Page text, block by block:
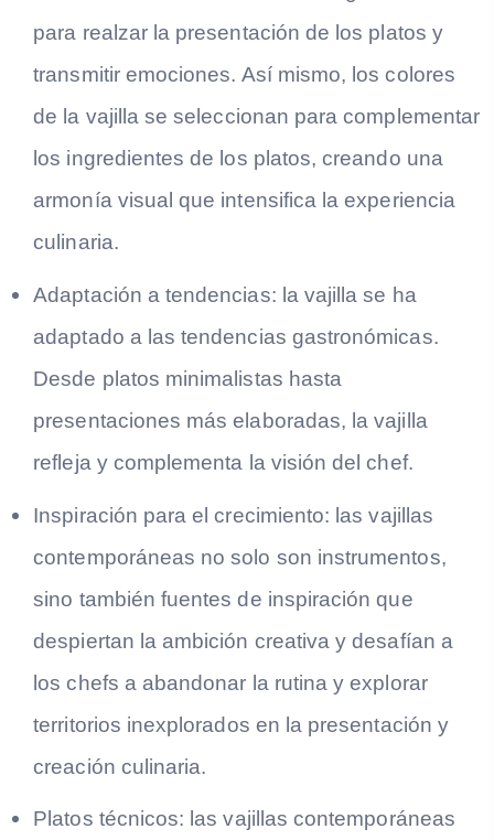
para realzar la presentación de los platos y
transmitir emociones. Así mismo, los colores
de la vajilla se seleccionan para complementar
los ingredientes de los platos, creando una
armonía visual que intensifica la experiencia
culinaria.
Adaptación a tendencias: la vajilla se ha
adaptado a las tendencias gastronómicas.
Desde platos minimalistas hasta
presentaciones más elaboradas, la vajilla
refleja y complementa la visión del chef.
Inspiración para el crecimiento: las vajillas
contemporáneas no solo son instrumentos,
sino también fuentes de inspiración que
despiertan la ambición creativa y desafían a
los chefs a abandonar la rutina y explorar
territorios inexplorados en la presentación y
creación culinaria.
Platos técnicos: las vajillas contemporáneas